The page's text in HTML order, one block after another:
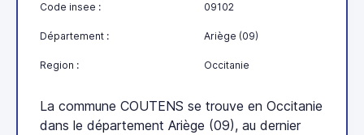
Code insee : 09102
Département : Ariège (09)
Region : Occitanie
La commune COUTENS se trouve en Occitanie
dans le département Ariège (09), au dernier